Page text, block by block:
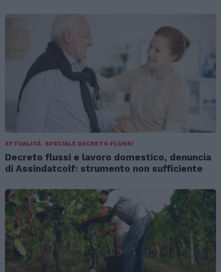
ATTUALITÀ SPECIALE DECRETO FLUSSI
Decreto flussi e lavoro domestico, denuncia
di Assindatcolf: strumento non sufficiente